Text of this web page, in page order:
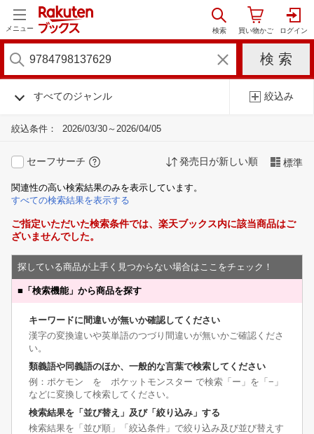
メニュー
すべてのジャンル 絞込み
絞込条件： 2026/03/30～2026/04/05
セーフサーチ 発売日が新しい順 標準
関連性の高い検索結果のみを表示しています。
すべての検索結果を表示する
ご指定いただいた検索条件では、楽天ブックス内に該当商品はご
ざいませんでした。
探している商品が上手く見つからない場合はここをチェック！
■ 「検索機能」から商品を探す
キーワードに間違いが無いか確認してください
漢字の変換違いや英単語のつづり間違いが無いかご確認くださ
い。
類義語や同義語のほか、一般的な言葉で検索してください
例：ポケモン を ポケットモンスター で検索「ー」を「−」
などに変換して検索してください。
検索結果を「並び替え」及び「絞り込み」する
検索結果を「並び順」「絞込条件」で絞り込み及び並び替えす